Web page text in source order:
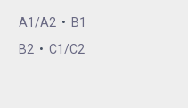
A1/A2 • B1
B2 • C1/C2